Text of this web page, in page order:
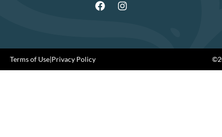
Terms of Use|Privacy Policy